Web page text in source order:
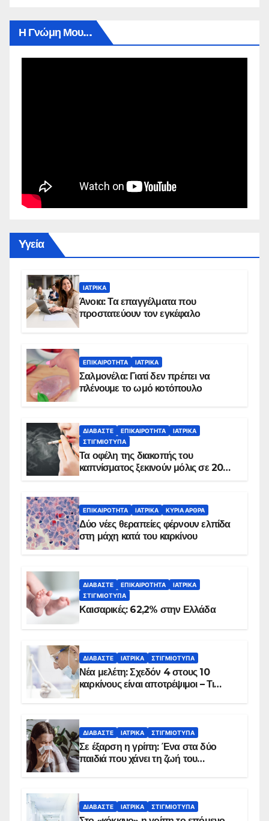
Η Γνώμη Μου…
Yγεία
ΙΑΤΡΙΚΆ
Άνοια: Τα επαγγέλματα που
προστατεύουν τον εγκέφαλο
ΕΠΙΚΑΙΡΌΤΗΤΑ ΙΑΤΡΙΚΆ
Σαλμονέλα: Γιατί δεν πρέπει να
πλένουμε το ωμό κοτόπουλο
ΔΙΑΒΆΣΤΕ ΕΠΙΚΑΙΡΌΤΗΤΑ
ΙΑΤΡΙΚΆ
ΣΤΙΓΜΙΌΤΥΠΑ
Τα οφέλη της διακοπής του
καπνίσματος ξεκινούν μόλις σε 20
ΕΠΙΚΑΙΡΌΤΗΤΑ ΙΑΤΡΙΚΆ ΚΥΡΙΑ ΑΡΘΡΑ
Δύο νέες θεραπείες φέρνουν ελπίδα
στη μάχη κατά του καρκίνου
ΔΙΑΒΆΣΤΕ ΕΠΙΚΑΙΡΌΤΗΤΑ
ΙΑΤΡΙΚΆ
ΣΤΙΓΜΙΌΤΥΠΑ
Καισαρικές: 62,2% στην Ελλάδα
ΔΙΑΒΆΣΤΕ ΙΑΤΡΙΚΆ ΣΤΙΓΜΙΌΤΥΠΑ
Νέα μελέτη: Σχεδόν 4 στους 10
καρκίνους είναι αποτρέψιμοι – Τι
ΔΙΑΒΆΣΤΕ ΙΑΤΡΙΚΆ ΣΤΙΓΜΙΌΤΥΠΑ
Σε έξαρση η γρίπη: Ένα στα δύο
παιδιά που χάνει τη ζωή του
ΔΙΑΒΆΣΤΕ ΙΑΤΡΙΚΆ ΣΤΙΓΜΙΌΤΥΠΑ